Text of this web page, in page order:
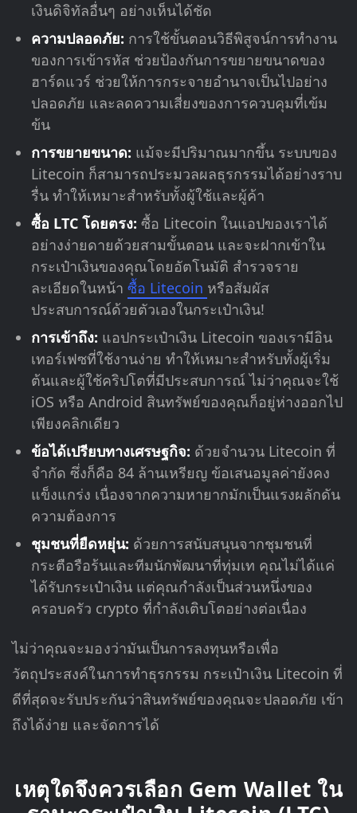
เงินดิจิทัลอื่นๆ อย่างเห็นได้ชัด
ความปลอดภัย: การใช้ขั้นตอนวิธีพิสูจน์การทำงาน
ของการเข้ารหัส ช่วยป้องกันการขยายขนาดของ
ฮาร์ดแวร์ ช่วยให้การกระจายอำนาจเป็นไปอย่าง
ปลอดภัย และลดความเสี่ยงของการควบคุมที่เข้ม
ข้น
การขยายขนาด: แม้จะมีปริมาณมากขึ้น ระบบของ
Litecoin ก็สามารถประมวลผลธุรกรรมได้อย่างราบ
รื่น ทำให้เหมาะสำหรับทั้งผู้ใช้และผู้ค้า
ซื้อ LTC โดยตรง: ซื้อ Litecoin ในแอปของเราได้
อย่างง่ายดายด้วยสามขั้นตอน และจะฝากเข้าใน
กระเป๋าเงินของคุณโดยอัตโนมัติ สำรวจราย
ละเอียดในหน้า ซื้อ Litecoin หรือสัมผัส
ประสบการณ์ด้วยตัวเองในกระเป๋าเงิน!
การเข้าถึง: แอปกระเป๋าเงิน Litecoin ของเรามีอิน
เทอร์เฟซที่ใช้งานง่าย ทำให้เหมาะสำหรับทั้งผู้เริ่ม
ต้นและผู้ใช้คริปโตที่มีประสบการณ์ ไม่ว่าคุณจะใช้
iOS หรือ Android สินทรัพย์ของคุณก็อยู่ห่างออกไป
เพียงคลิกเดียว
ข้อได้เปรียบทางเศรษฐกิจ: ด้วยจำนวน Litecoin ที่
จำกัด ซึ่งก็คือ 84 ล้านเหรียญ ข้อเสนอมูลค่ายังคง
แข็งแกร่ง เนื่องจากความหายากมักเป็นแรงผลักดัน
ความต้องการ
ชุมชนที่ยืดหยุ่น: ด้วยการสนับสนุนจากชุมชนที่
กระตือรือร้นและทีมนักพัฒนาที่ทุ่มเท คุณไม่ได้แค่
ได้รับกระเป๋าเงิน แต่คุณกำลังเป็นส่วนหนึ่งของ
ครอบครัว crypto ที่กำลังเติบโตอย่างต่อเนื่อง
ไม่ว่าคุณจะมองว่ามันเป็นการลงทุนหรือเพื่อ
วัตถุประสงค์ในการทำธุรกรรม กระเป๋าเงิน Litecoin ที่
ดีที่สุดจะรับประกันว่าสินทรัพย์ของคุณจะปลอดภัย เข้า
ถึงได้ง่าย และจัดการได้
เหตุใดจึงควรเลือก Gem Wallet ใน